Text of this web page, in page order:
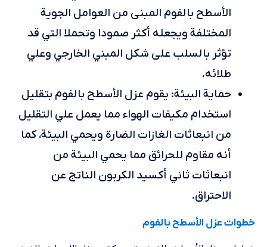
الأسطح بالفوم المبنى من العوامل الجوية
المختلفة ويجعله أكثر صمودا وتحملا التي قد
تؤثر بالسلب على شكل المبني الخارجي وعلي
طلائه.
حماية البيئة: يقوم عزل الأسطح بالفوم بتقليل
استخدام مكيفات الهواء مما يعمل علي التقليل
من انبعاثات الغازات الضارة ويحمي البيئة، كما
أنه مقاوم للحرائق مما يحمي البيئة من
انبعاثات ثاني أكسيد الكربون الناتج عن
الاحتراق.
خطوات عزل الأسطح بالفوم